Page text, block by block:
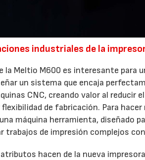
industriales de la
la Meltio M600 es interesante para
un sistema que encaja
CNC, creando valor al reducir
flexibilidad de fabricación. Para
máquina herramienta, diseñado
trabajos de impresión complejos
hacen de la nueva